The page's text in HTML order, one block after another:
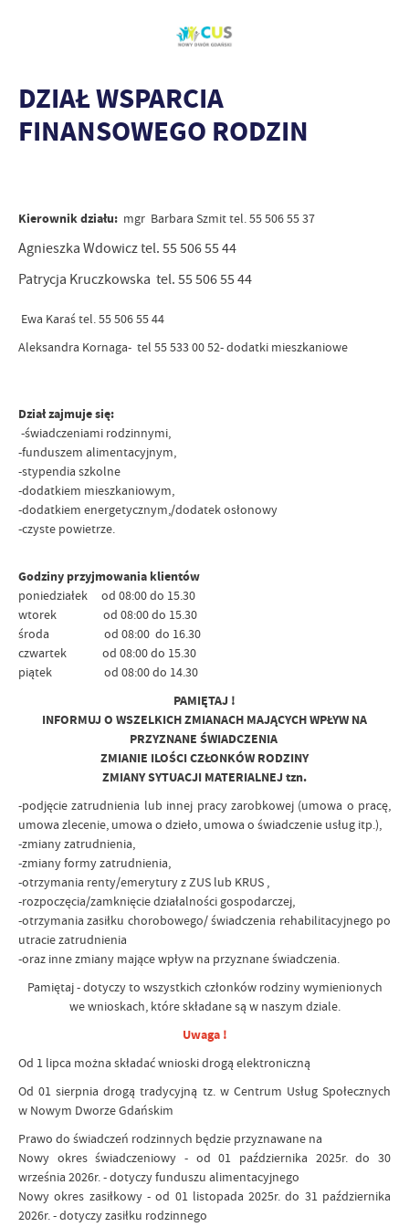
DZIAŁ WSPARCIA
FINANSOWEGO RODZIN
Kierownik działu: mgr Barbara Szmit tel. 55 506 55 37
Agnieszka Wdowicz tel. 55 506 55 44
Patrycja Kruczkowska tel. 55 506 55 44
Ewa Karaś tel. 55 506 55 44
Aleksandra Kornaga- tel 55 533 00 52- dodatki mieszkaniowe
Dział zajmuje się:
-świadczeniami rodzinnymi,
-funduszem alimentacyjnym,
-stypendia szkolne
-dodatkiem mieszkaniowym,
-dodatkiem energetycznym,/dodatek osłonowy
-czyste powietrze.
Godziny przyjmowania klientów
poniedziałek od 08:00 do 15.30
wtorek od 08:00 do 15.30
środa od 08:00 do 16.30
czwartek od 08:00 do 15.30
piątek od 08:00 do 14.30
PAMIĘTAJ !
INFORMUJ O WSZELKICH ZMIANACH MAJĄCYCH WPŁYW NA
PRZYZNANE ŚWIADCZENIA
ZMIANIE ILOŚCI CZŁONKÓW RODZINY
ZMIANY SYTUACJI MATERIALNEJ tzn.
-podjęcie zatrudnienia lub innej pracy zarobkowej (umowa o pracę,
umowa zlecenie, umowa o dzieło, umowa o świadczenie usług itp.),
-zmiany zatrudnienia,
-zmiany formy zatrudnienia,
-otrzymania renty/emerytury z ZUS lub KRUS ,
-rozpoczęcia/zamknięcie działalności gospodarczej,
-otrzymania zasiłku chorobowego/ świadczenia rehabilitacyjnego po
utracie zatrudnienia
-oraz inne zmiany mające wpływ na przyznane świadczenia.
Pamiętaj - dotyczy to wszystkich członków rodziny wymienionych
we wnioskach, które składane są w naszym dziale.
Uwaga !
Od 1 lipca można składać wnioski drogą elektroniczną
Od 01 sierpnia drogą tradycyjną tz. w Centrum Usług Społecznych
w Nowym Dworze Gdańskim
Prawo do świadczeń rodzinnych będzie przyznawane na
Nowy okres świadczeniowy - od 01 października 2025r. do 30
września 2026r. - dotyczy funduszu alimentacyjnego
Nowy okres zasiłkowy - od 01 listopada 2025r. do 31 października
2026r. - dotyczy zasiłku rodzinnego